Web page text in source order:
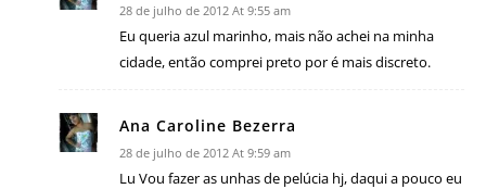
28 de julho de 2012 At 9:55 am
Eu queria azul marinho, mais não achei na minha
cidade, então comprei preto por é mais discreto.
Ana Caroline Bezerra
28 de julho de 2012 At 9:59 am
Lu Vou fazer as unhas de pelúcia hj, daqui a pouco eu